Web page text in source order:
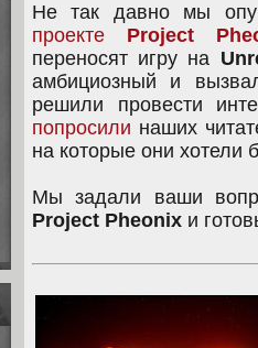
Не так давно мы
проекте Project
переносят игру на
амбициозный и
решили провести
попросили наших
на которые они хотели
Мы задали ваши
Project Pheonix и